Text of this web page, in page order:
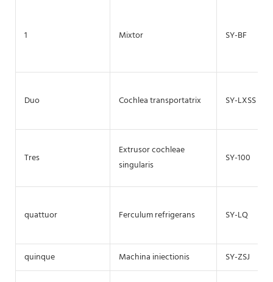
1 Mixtor SY-BF
Duo Cochlea transportatrix SY-LXSS
Tres
Extrusor cochleae
singularis
SY-100
quattuor Ferculum refrigerans SY-LQ
quinque Machina iniectionis SY-ZSJ